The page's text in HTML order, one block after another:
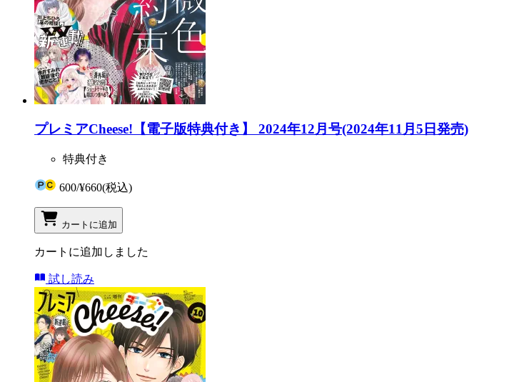
プレミアCheese!【電子版特典付き】 2024年12月号(2024年11月5日発売)
特典付き
600/¥660(税込)
カートに追加
カートに追加しました
試し読み